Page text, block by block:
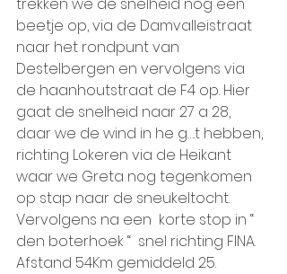
beetje op, via de Damvalleistraat
naar het rondpunt van
Destelbergen en vervolgens via
de haanhoutstraat de F4 op. Hier
gaat de snelheid naar 27 a 28,
daar we de wind in he g….t hebben,
richting Lokeren via de Heikant
waar we Greta nog tegenkomen
op stap naar de sneukeltocht.
Vervolgens na een  korte stop in “
den boterhoek “  snel richting FINA.
Afstand 54Km gemiddeld 25.